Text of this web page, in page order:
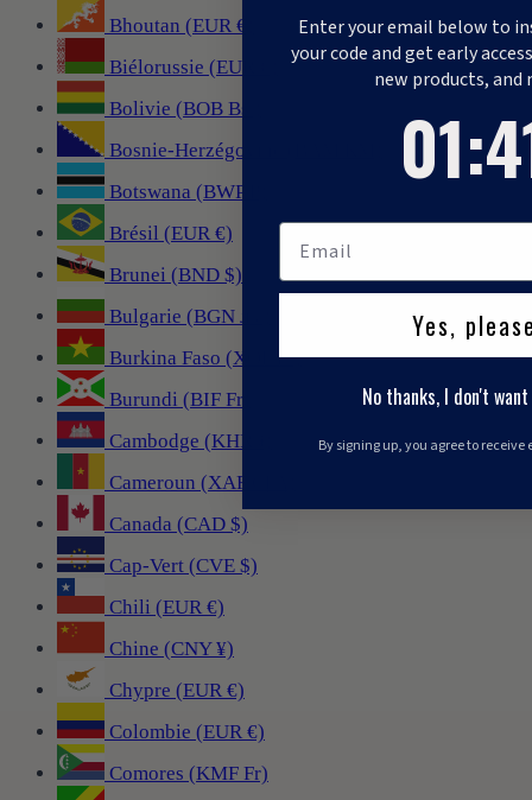
Bhoutan (EUR €)
Biélorussie (EUR €)
Bolivie (BOB Bs.)
Bosnie-Herzégovine (BAM КМ)
Botswana (BWP P)
Brésil (EUR €)
Brunei (BND $)
Bulgarie (BGN лв.)
Burkina Faso (XOF Fr)
Burundi (BIF Fr)
Cambodge (KHR ៛)
Cameroun (XAF CFA)
Canada (CAD $)
Cap-Vert (CVE $)
Chili (EUR €)
Chine (CNY ¥)
Chypre (EUR €)
Colombie (EUR €)
Comores (KMF Fr)
Enter your email below to
your code and get early
new products, and
01:
Yes,
No thanks, I don't
By signing up, you agree to